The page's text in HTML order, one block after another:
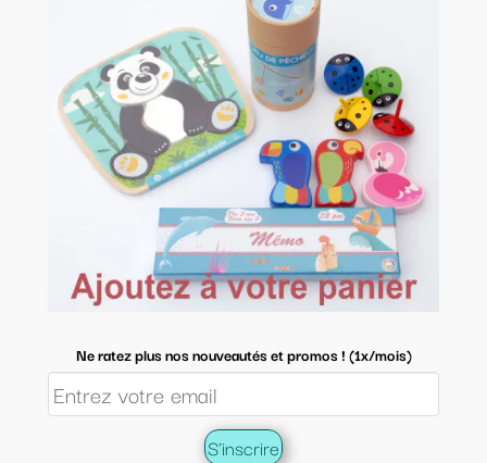
Ne ratez plus nos nouveautés et promos ! (1x/mois)